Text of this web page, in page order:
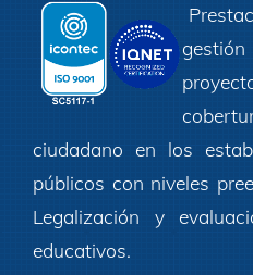
ciudadano en los
públicos con niveles
Legalización y
educativos.